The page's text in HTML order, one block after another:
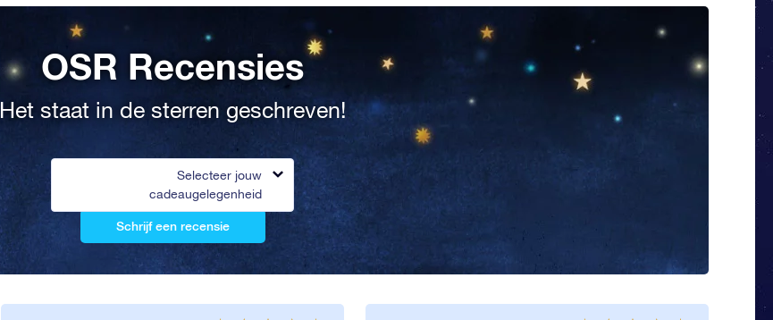
OSR Recensies
Het staat in de sterren geschreven!
Selecteer jouw
cadeaugelegenheid
Schrijf een recensie